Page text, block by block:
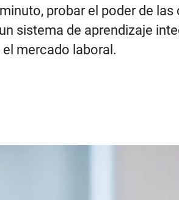
probar el poder de
sistema de aprendizaje
mercado laboral.